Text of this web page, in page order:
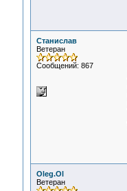
Станислав
Ветеран
Сообщений: 867
Oleg.Ol
Ветеран